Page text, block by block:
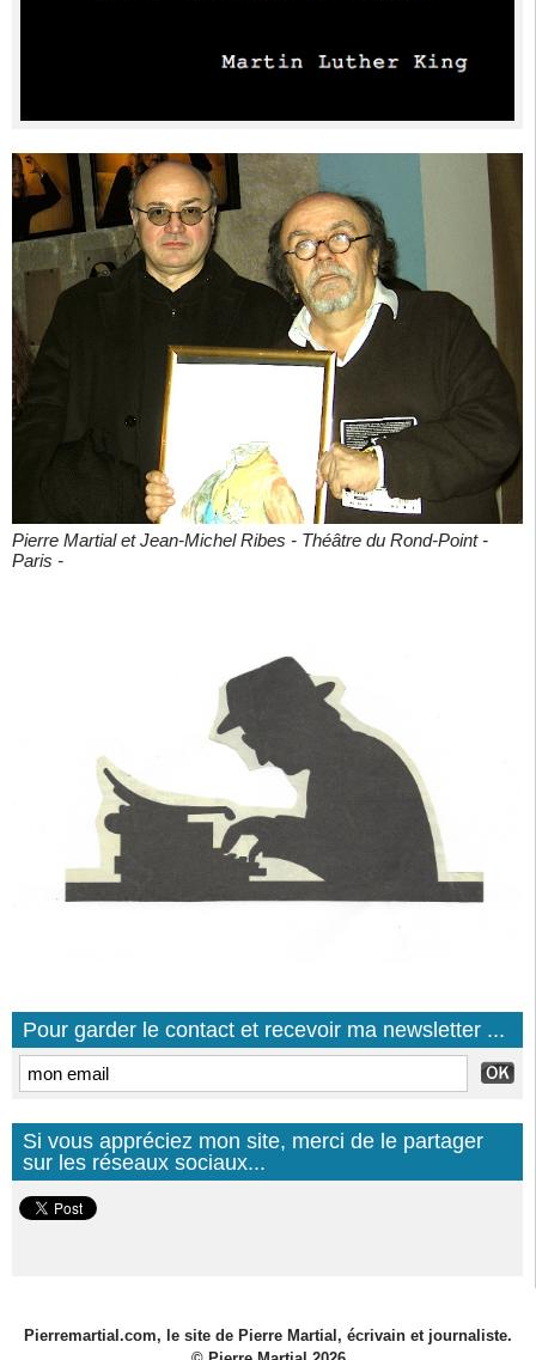
Pierre Martial et Jean-Michel Ribes - Théâtre du Rond-Point -
Paris -
Pour garder le contact et recevoir ma newsletter ...
Si vous appréciez mon site, merci de le partager
sur les réseaux sociaux...
Pierremartial.com, le site de Pierre Martial, écrivain et journaliste.